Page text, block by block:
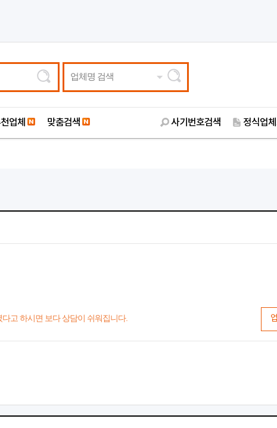
업체명 검색
업체 맞춤검색 사기번호검색 정식업
고 하시면 보다 상담이 쉬워집니다.